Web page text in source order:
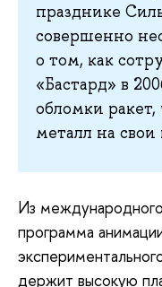
празднике
совершенно
о том, как
«Бастард» в
обломки ракет,
металл на
Из
программа
держит высокую